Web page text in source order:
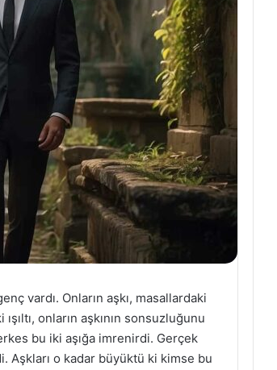
vardı. Onların aşkı, masallardaki
onların aşkının sonsuzluğunu
bu iki aşığa imrenirdi. Gerçek
Aşkları o kadar büyüktü ki kimse bu